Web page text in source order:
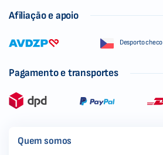
Afiliação e apoio
Desporto checo
Pagamento e transportes
Quem somos